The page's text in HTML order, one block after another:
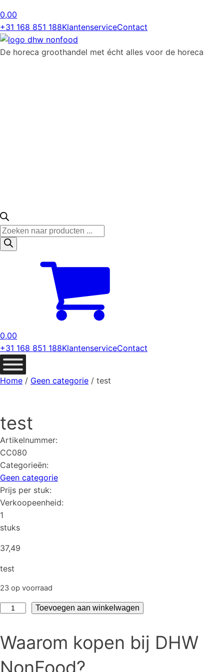
0,00
+31 168 851 188KlantenserviceContact
De horeca groothandel met écht alles voor de horeca
Producten
zoeken
0,00
+31 168 851 188KlantenserviceContact
Home / Geen categorie / test
test
Artikelnummer:
CC080
Categorieën:
Geen categorie
Prijs per stuk:
Verkoopeenheid:
1
stuks
37,49
test
23 op voorraad
test
Toevoegen aan winkelwagen
Waarom kopen bij DHW
NonFood?